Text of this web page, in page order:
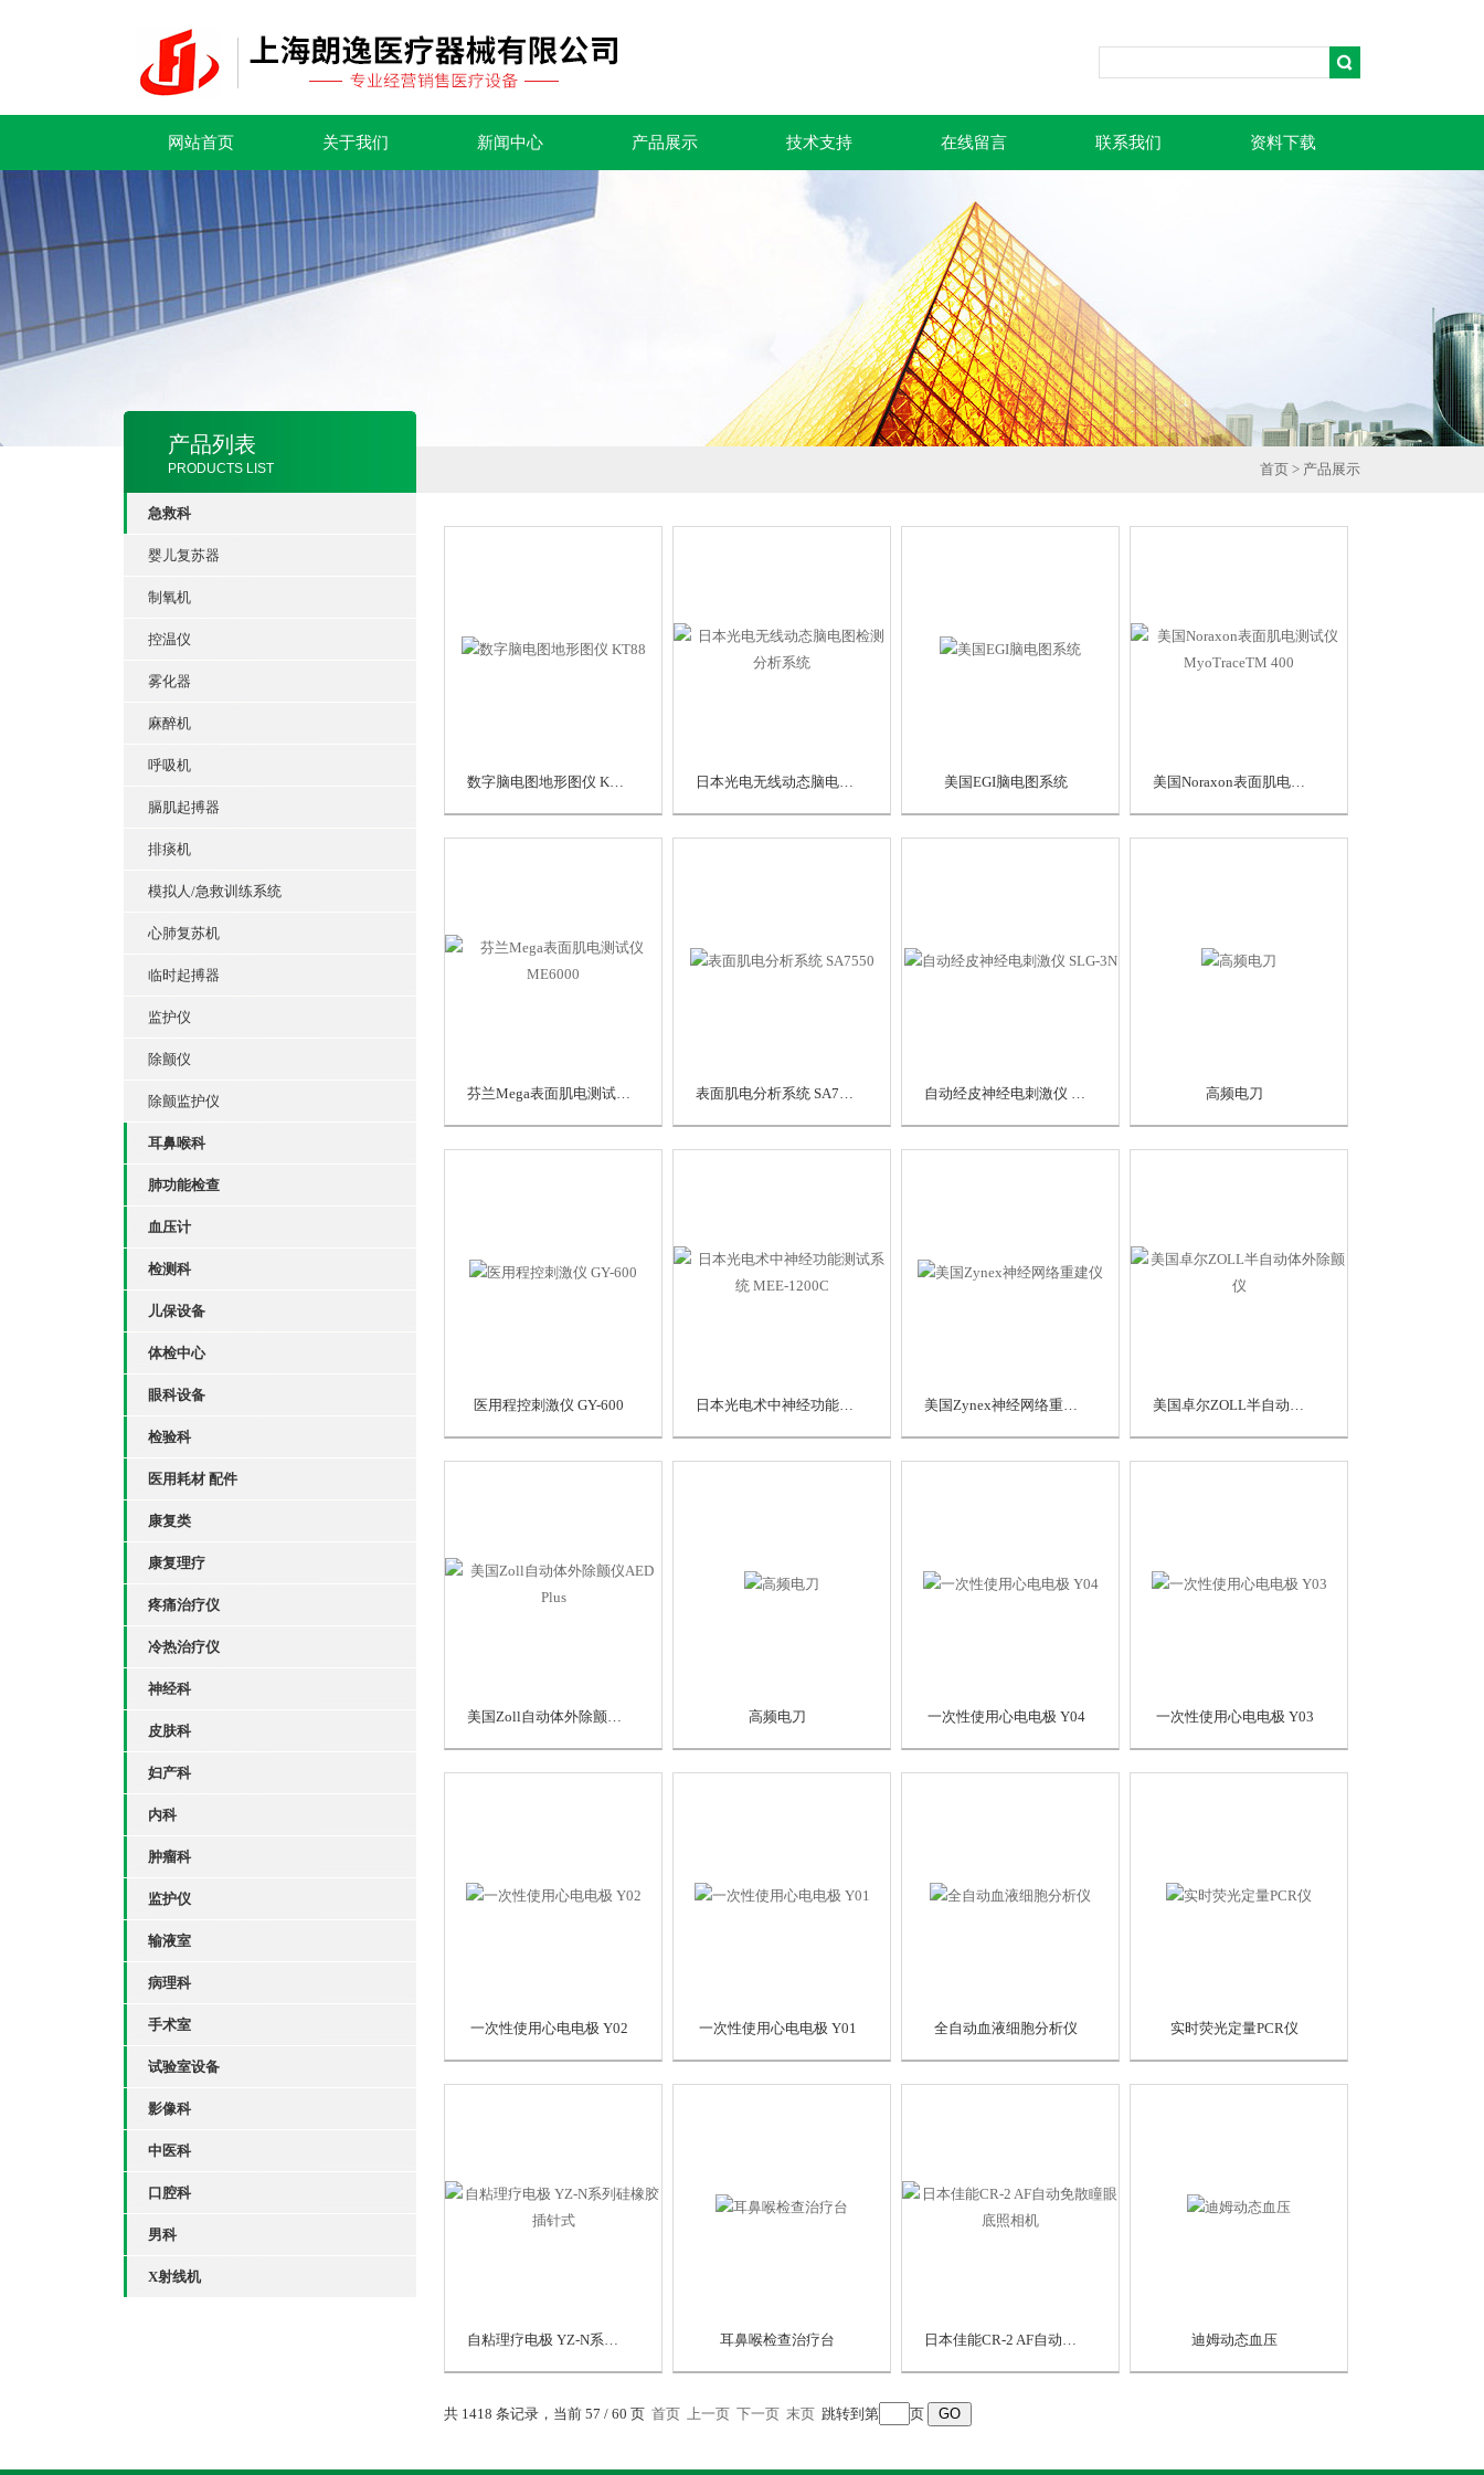
网站首页 关于我们 新闻中心 产品展示 技术支持 在线留言 联系我们 资料下载
产品列表
PRODUCTS LIST
急救科
婴儿复苏器
制氧机
控温仪
雾化器
麻醉机
呼吸机
膈肌起搏器
排痰机
模拟人/急救训练系统
心肺复苏机
临时起搏器
监护仪
除颤仪
除颤监护仪
耳鼻喉科
肺功能检查
血压计
检测科
儿保设备
体检中心
眼科设备
检验科
医用耗材 配件
康复类
康复理疗
疼痛治疗仪
冷热治疗仪
神经科
皮肤科
妇产科
内科
肿瘤科
监护仪
输液室
病理科
手术室
试验室设备
影像科
中医科
口腔科
男科
X射线机
首页 > 产品展示
数字脑电图地形图仪 KT88 日本光电无线动态脑电图检测分析系统 美国EGI脑电图系统 美国Noraxon表面肌电测试仪MyoTraceTM 400
芬兰Mega表面肌电测试仪 ME6000 表面肌电分析系统 SA7550 自动经皮神经电刺激仪 SLG-3N 高频电刀
医用程控刺激仪 GY-600 日本光电术中神经功能测试系统 MEE-1200C 美国Zynex神经网络重建仪 美国卓尔ZOLL半自动体外除颤仪
美国Zoll自动体外除颤仪AED Plus 高频电刀 一次性使用心电电极 Y04 一次性使用心电电极 Y03
一次性使用心电电极 Y02 一次性使用心电电极 Y01 全自动血液细胞分析仪 实时荧光定量PCR仪
自粘理疗电极 YZ-N系列硅橡胶插针式 耳鼻喉检查治疗台 日本佳能CR-2 AF自动免散瞳眼底照相机 迪姆动态血压
共 1418 条记录，当前 57 / 60 页 首页 上一页 下一页 末页 跳转到第 页